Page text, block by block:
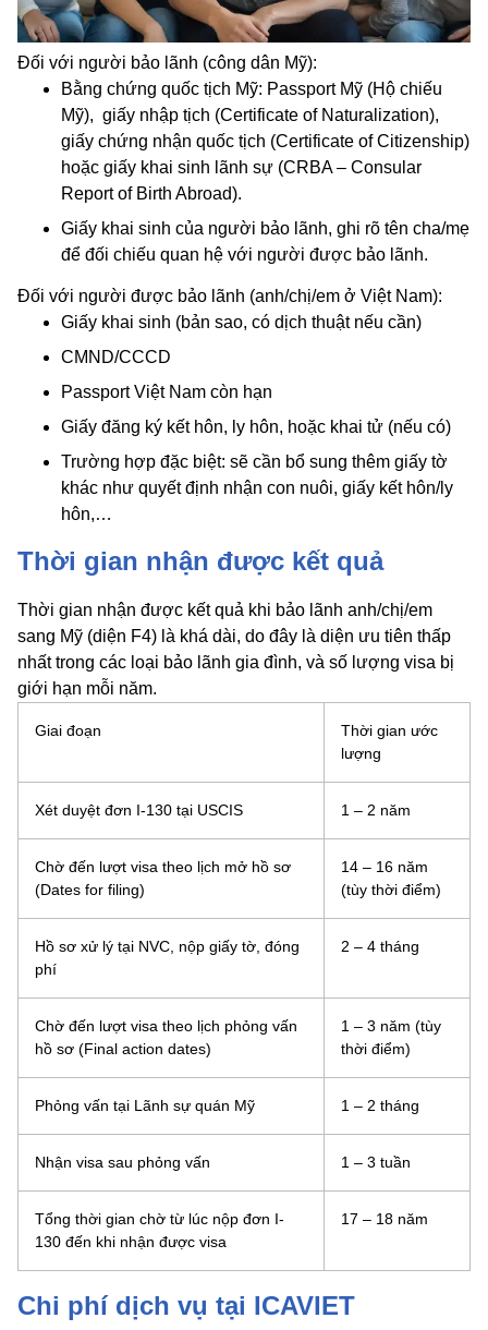
Đối với người bảo lãnh (công dân Mỹ):
Bằng chứng quốc tịch Mỹ: Passport Mỹ (Hộ chiếu
Mỹ), giấy nhập tịch (Certificate of Naturalization),
giấy chứng nhận quốc tịch (Certificate of Citizenship)
hoặc giấy khai sinh lãnh sự (CRBA – Consular
Report of Birth Abroad).
Giấy khai sinh của người bảo lãnh, ghi rõ tên cha/mẹ
để đối chiếu quan hệ với người được bảo lãnh.
Đối với người được bảo lãnh (anh/chị/em ở Việt Nam):
Giấy khai sinh (bản sao, có dịch thuật nếu cần)
CMND/CCCD
Passport Việt Nam còn hạn
Giấy đăng ký kết hôn, ly hôn, hoặc khai tử (nếu có)
Trường hợp đặc biệt: sẽ cần bổ sung thêm giấy tờ
khác như quyết định nhận con nuôi, giấy kết hôn/ly
hôn,…
Thời gian nhận được kết quả
Thời gian nhận được kết quả khi bảo lãnh anh/chị/em
sang Mỹ (diện F4) là khá dài, do đây là diện ưu tiên thấp
nhất trong các loại bảo lãnh gia đình, và số lượng visa bị
giới hạn mỗi năm.
Giai đoạn
Thời gian ước
lượng
Xét duyệt đơn I-130 tại USCIS 1 – 2 năm
Chờ đến lượt visa theo lịch mở hồ sơ
(Dates for filing)
14 – 16 năm
(tùy thời điểm)
Hồ sơ xử lý tại NVC, nộp giấy tờ, đóng
phí
2 – 4 tháng
Chờ đến lượt visa theo lịch phỏng vấn
hồ sơ (Final action dates)
1 – 3 năm (tùy
thời điểm)
Phỏng vấn tại Lãnh sự quán Mỹ 1 – 2 tháng
Nhận visa sau phỏng vấn 1 – 3 tuần
Tổng thời gian chờ từ lúc nộp đơn I-
130 đến khi nhận được visa
17 – 18 năm
Chi phí dịch vụ tại ICAVIET